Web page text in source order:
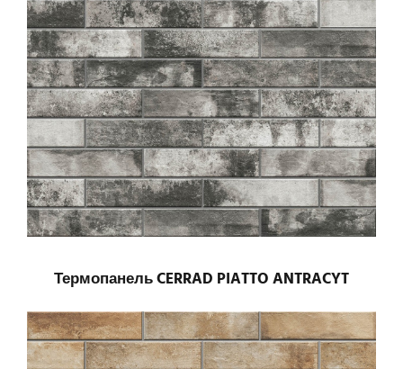
Термопанель CERRAD PIATTO ANTRACYT